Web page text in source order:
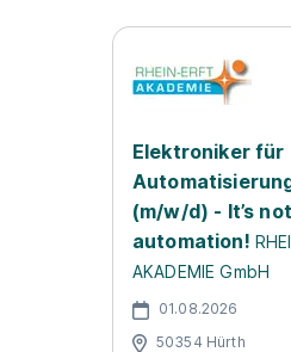
Elektroniker für
(m/w/d) - It’s
automation!
AKADEMIE GmbH
01.08.2026
50354 Hürth